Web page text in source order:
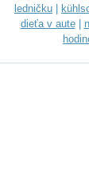
ledničku
dieťa v aute|